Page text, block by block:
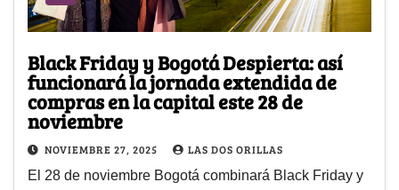
Black Friday y Bogotá Despierta: así
funcionará la jornada extendida de
compras en la capital este 28 de
noviembre
NOVIEMBRE 27, 2025 LAS DOS ORILLAS
El 28 de noviembre Bogotá combinará Black Friday y